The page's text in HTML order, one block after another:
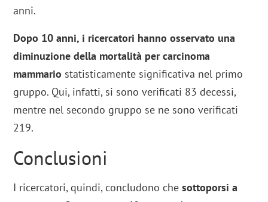
anni.
Dopo 10 anni, i ricercatori hanno osservato una
diminuzione della mortalità per carcinoma
mammario statisticamente significativa nel primo
gruppo. Qui, infatti, si sono verificati 83 decessi,
mentre nel secondo gruppo se ne sono verificati
219.
Conclusioni
I ricercatori, quindi, concludono chesottoporsi a